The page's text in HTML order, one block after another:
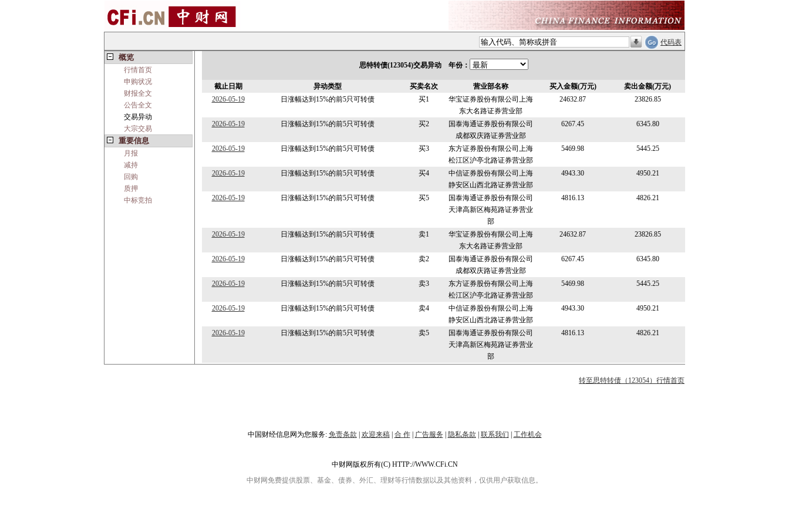
代码表
概览
行情首页
申购状况
财报全文
公告全文
交易异动
大宗交易
重要信息
月报
减持
回购
质押
中标竞拍
思特转债(123054)交易异动 年份：
截止日期 异动类型 买卖名次 营业部名称 买入金额(万元)
卖出金额(万元)
2026-05-19
日涨幅达到15%的前5只可转债 买1
华宝证券股份有限公司上海
东大名路证券营业部
24632.87 23826.85
2026-05-19 日涨幅达到15%的前5只可转债 买2
国泰海通证券股份有限公司
成都双庆路证券营业部
6267.45 6345.80
2026-05-19 日涨幅达到15%的前5只可转债 买3
东方证券股份有限公司上海
松江区沪亭北路证券营业部
5469.98 5445.25
2026-05-19 日涨幅达到15%的前5只可转债 买4
中信证券股份有限公司上海
静安区山西北路证券营业部
4943.30 4950.21
2026-05-19 日涨幅达到15%的前5只可转债 买5
国泰海通证券股份有限公司
天津高新区梅苑路证券营业
部
4816.13 4826.21
2026-05-19 日涨幅达到15%的前5只可转债 卖1
华宝证券股份有限公司上海
东大名路证券营业部
24632.87 23826.85
2026-05-19 日涨幅达到15%的前5只可转债 卖2
国泰海通证券股份有限公司
成都双庆路证券营业部
6267.45 6345.80
2026-05-19 日涨幅达到15%的前5只可转债 卖3
东方证券股份有限公司上海
松江区沪亭北路证券营业部
5469.98 5445.25
2026-05-19 日涨幅达到15%的前5只可转债 卖4
中信证券股份有限公司上海
静安区山西北路证券营业部
4943.30 4950.21
2026-05-19 日涨幅达到15%的前5只可转债 卖5
国泰海通证券股份有限公司
天津高新区梅苑路证券营业
部
4816.13 4826.21
转至思特转债（123054）行情首页
中国财经信息网为您服务: 免责条款 欢迎来稿| 合 作| 广告服务 隐私条款 联系我们 工作机会
中财网版权所有(C) HTTP://WWW.CFi.CN
中财网免费提供股票、基金、债券、外汇、理财等行情数据以及其他资料，仅供用户获取信息。